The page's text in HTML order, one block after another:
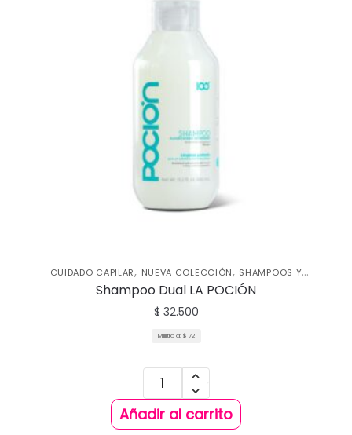
CUIDADO CAPILAR, NUEVA COLECCIÓN, SHAMPOOS Y
ACONDICIONADORES, TRATAMIENTOS CAPILARES
Shampoo Dual LA POCIÓN
$ 32.500
Mililitro a: $ 72
Añadir al carrito